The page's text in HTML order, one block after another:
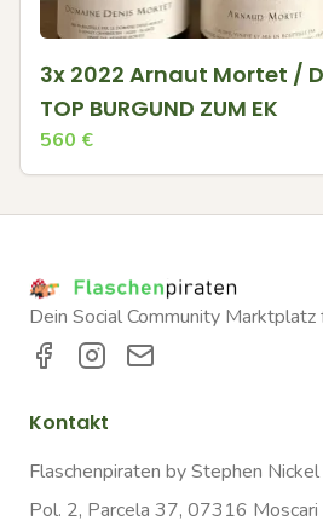
3x 2022 Arnaut Mortet /
TOP BURGUND ZUM EK
560 €
Dein Social Community Marktplatz
Kontakt
Flaschenpiraten by Stephen Nickel
Pol. 2, Parcela 37, 07316 Moscari